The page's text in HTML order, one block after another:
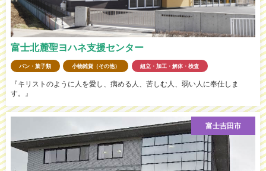
富士北麓聖ヨハネ支援センター
パン・菓子類 小物雑貨（その他） 組立・加工・解体・検査
『キリストのように人を愛し、病める人、苦しむ人、弱い人に奉仕しま
す。』
富士吉田市